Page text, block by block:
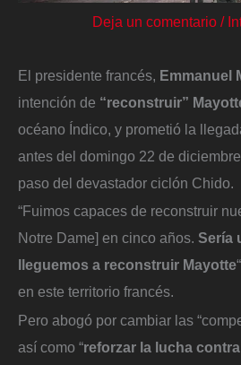
Deja un comentario /
El presidente francés, Emmanuel
intención de “reconstruir”
océano Índico, y prometió la
antes del domingo 22 de
paso del devastador ciclón Chido.
“Fuimos capaces de reconstruir
Notre Dame] en cinco años. Sería
lleguemos a reconstruir Mayotte
en este territorio francés.
Pero abogó por cambiar las
así como “reforzar la lucha